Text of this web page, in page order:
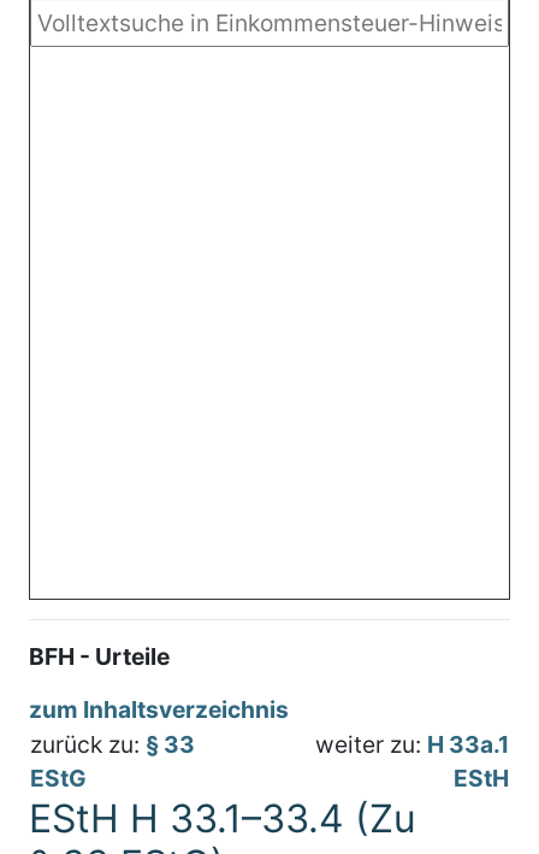
BFH - Urteile
zum Inhaltsverzeichnis
zurück zu: § 33
EStG
weiter zu: H 33a.1
EStH
EStH H 33.1–33.4 (Zu